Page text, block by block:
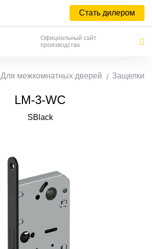
Стать дилером
Официальный сайт
производства
Для межкомнатных дверей Защелки
LM-3-WC
SBlack